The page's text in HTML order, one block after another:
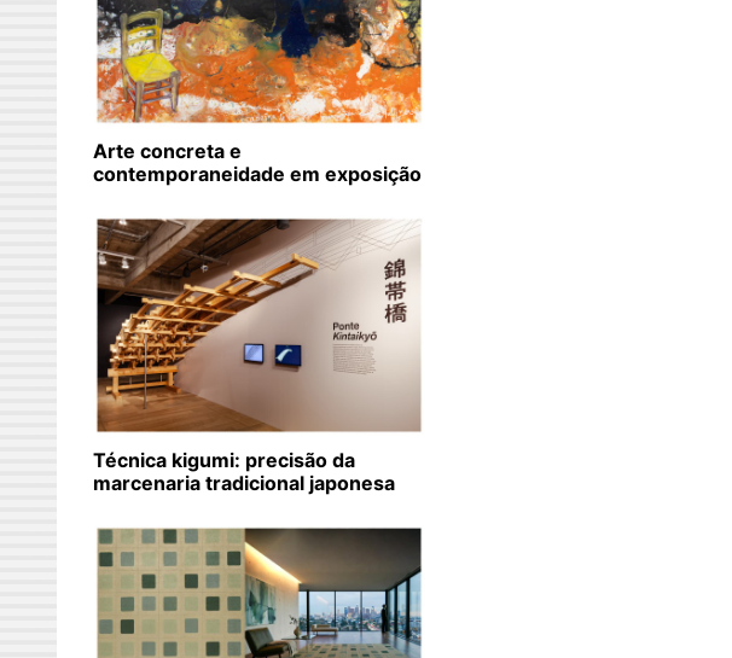
Arte concreta e
contemporaneidade em exposição
Técnica kigumi: precisão da
marcenaria tradicional japonesa